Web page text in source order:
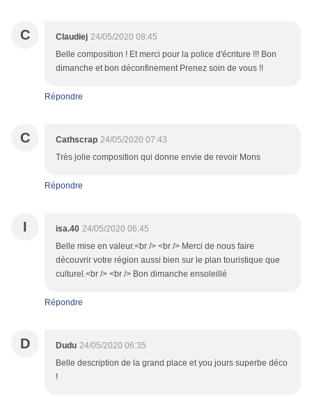
C Claudiej 24/05/2020 08:45
Belle composition ! Et merci pour la police d'écriture !!! Bon
dimanche et bon déconfinement Prenez soin de vous !!
Répondre
C Cathscrap 24/05/2020 07:43
Très jolie composition qui donne envie de revoir Mons
Répondre
I isa.40 24/05/2020 06:45
Belle mise en valeur.<br /> <br /> Merci de nous faire
découvrir votre région aussi bien sur le plan touristique que
culturel.<br /> <br /> Bon dimanche ensoleillé
Répondre
D Dudu 24/05/2020 06:35
Belle description de la grand place et you jours superbe déco
!